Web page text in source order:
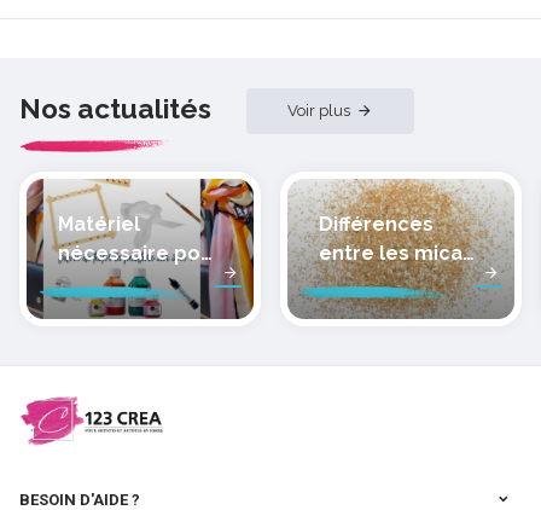
Nos actualités Voir plus
Matériel
nécessaire pour
peindre la soie
Différences
entre les micas
des pâtes
polymères
BESOIN D'AIDE ?